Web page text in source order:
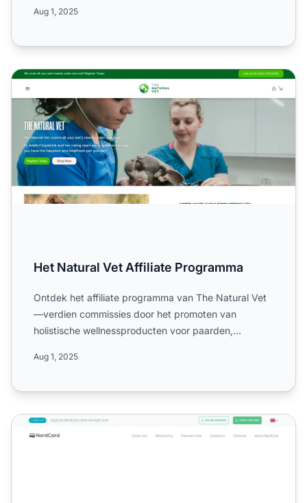
Aug 1, 2025
Het Natural Vet Affiliate Programma
Het Natural Vet Affiliate Programma
Ontdek het affiliate programma van The Natural Vet
—verdien commissies door het promoten van
holistische wellnessproducten voor paarden,
Aug 1, 2025
NordCard Affiliate Programma